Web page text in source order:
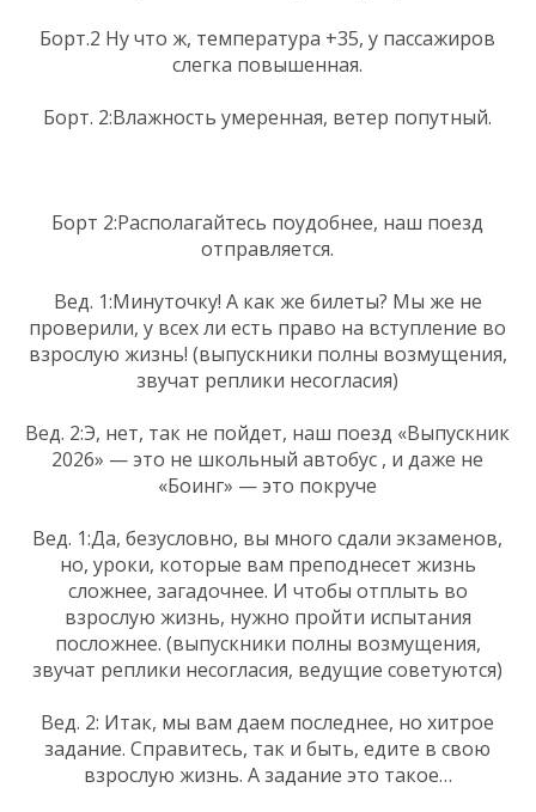
Борт.2 Ну что ж, температура +35, у пассажиров
слегка повышенная.
Борт. 2:Влажность умеренная, ветер попутный.
Борт 2:Располагайтесь поудобнее, наш поезд
отправляется.
Вед. 1:Минуточку! А как же билеты? Мы же не
проверили, у всех ли есть право на вступление во
взрослую жизнь! (выпускники полны возмущения,
звучат реплики несогласия)
Вед. 2:Э, нет, так не пойдет, наш поезд «Выпускник
2026» — это не школьный автобус , и даже не
«Боинг» — это покруче
Вед. 1:Да, безусловно, вы много сдали экзаменов,
но, уроки, которые вам преподнесет жизнь
сложнее, загадочнее. И чтобы отплыть во
взрослую жизнь, нужно пройти испытания
посложнее. (выпускники полны возмущения,
звучат реплики несогласия, ведущие советуются)
Вед. 2: Итак, мы вам даем последнее, но хитрое
задание. Справитесь, так и быть, едите в свою
взрослую жизнь. А задание это такое…